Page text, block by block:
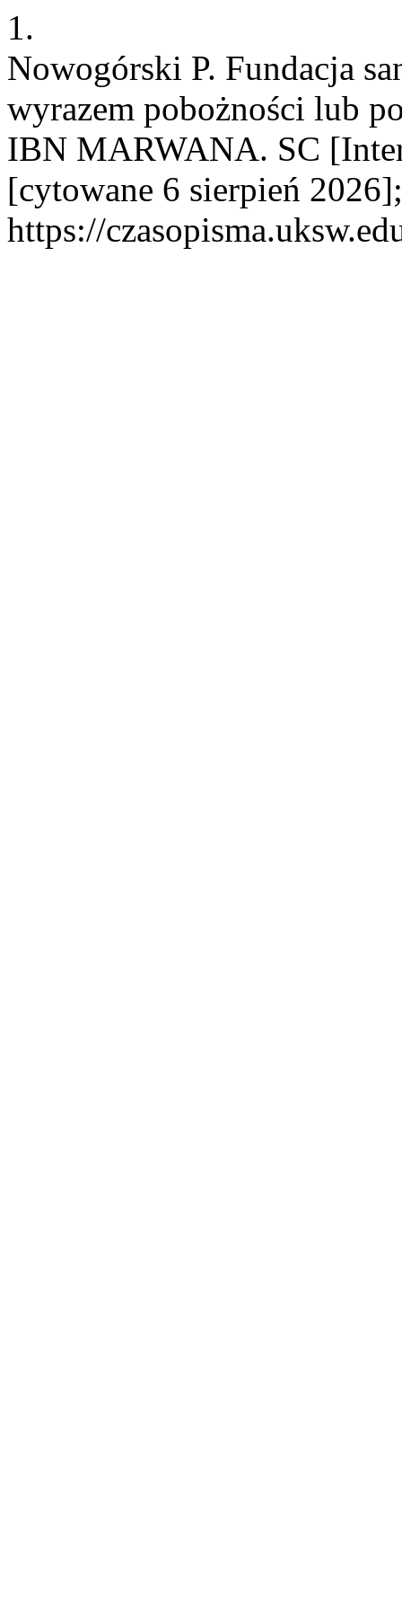
1.
Nowogórski P. Fundacja
wyrazem pobożności lub
IBN MARWANA. SC
[cytowane 6 sierpień
https://